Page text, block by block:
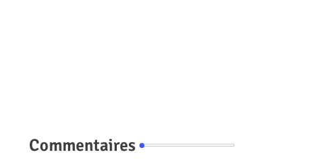
Commentaires